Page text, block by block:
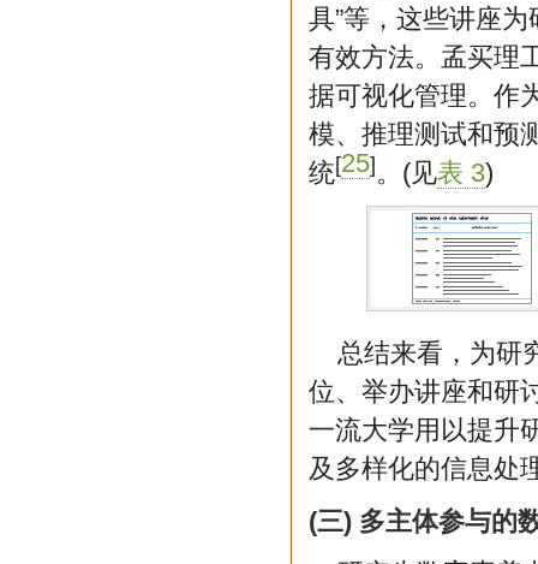
具”等，这些讲座
有效方法。孟买理
据可视化管理。作
模、推理测试和预
统[25]。(见表 3)
总结来看，为研
位、举办讲座和研
一流大学用以提升
及多样化的信息处
(三) 多主体参与的